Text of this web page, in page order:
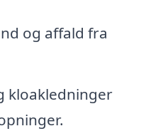
og affald fra
kloakledninger